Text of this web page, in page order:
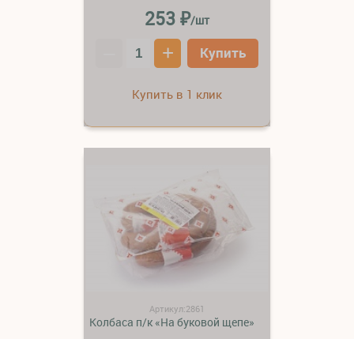
253₽/шт
+ Купить
Купить в 1 клик
Артикул:2861
Колбаса п/к «На буковой щепе»